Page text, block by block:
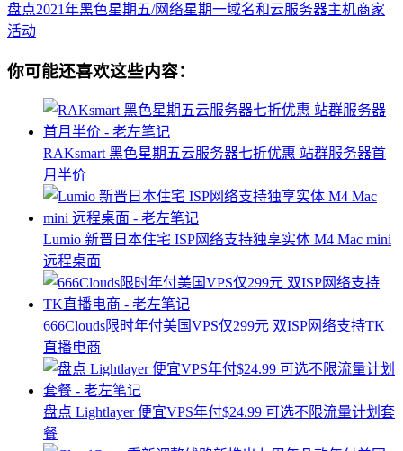
盘点2021年黑色星期五/网络星期一域名和云服务器主机商家
活动
你可能还喜欢这些内容：
RAKsmart 黑色星期五云服务器七折优惠 站群服务器首
月半价
Lumio 新晋日本住宅 ISP网络支持独享实体 M4 Mac mini
远程桌面
666Clouds限时年付美国VPS仅299元 双ISP网络支持TK
直播电商
盘点 Lightlayer 便宜VPS年付$24.99 可选不限流量计划套
餐